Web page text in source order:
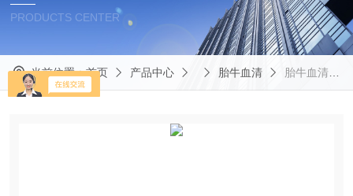
PRODUCTS CENTER
当前位置：首页 产品中心 胎牛血清 胎牛血清（品牌:sciencell 货号：0500）